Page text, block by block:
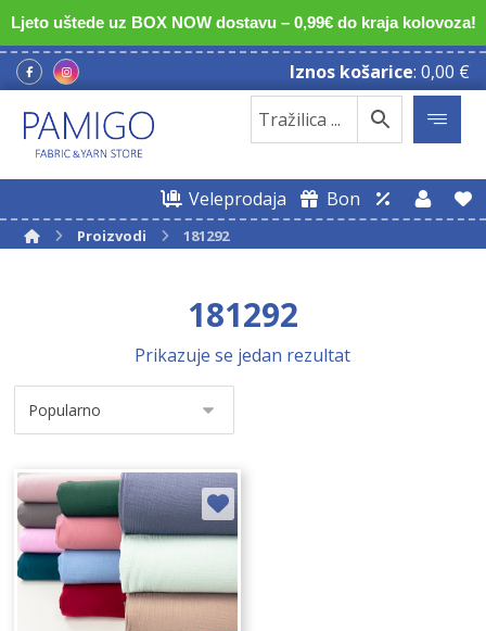
Ljeto uštede uz BOX NOW dostavu – 0,99€ do kraja kolovoza!
Iznos košarice: 0,00 €
Veleprodaja Bon
Proizvodi 181292
181292
Prikazuje se jedan rezultat